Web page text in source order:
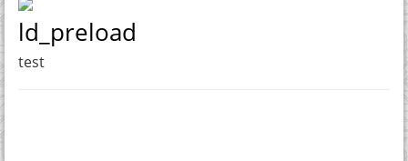
ld_preload
test